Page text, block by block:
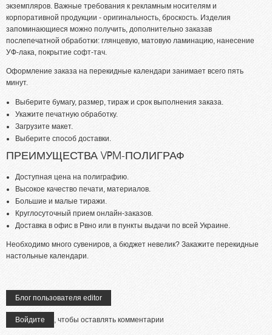
КОНТАКТЫ
экземпляров. Важные требования к рекламным носителям и
корпоративной продукции - оригинальность, броскость. Изделия
запоминающиеся можно получить, дополнительно заказав
послепечатной обработки: глянцевую, матовую ламинацию, нанесение
УФ-лака, покрытие софт-тач.
Оформление заказа на перекидные календари занимает всего пять
минут.
Выберите бумагу, размер, тираж и срок выполнения заказа.
Укажите печатную обработку.
Загрузите макет.
Выберите способ доставки.
ПРЕИМУЩЕСТВА VPM-ПОЛИГРАФ
Доступная цена на полиграфию.
Высокое качество печати, материалов.
Большие и малые тиражи.
Круглосуточный прием онлайн-заказов.
Доставка в офис в Рвно или в пункты выдачи по всей Украине.
Необходимо много сувениров, а бюджет невелик? Закажите перекидные
настольные календари.
Блог пользователя editor
Войдите , чтобы оставлять комментарии